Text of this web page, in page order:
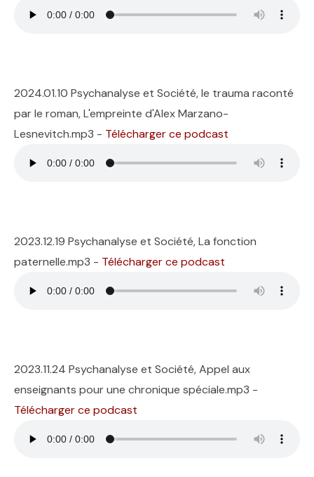
2024.01.10 Psychanalyse et Société, le trauma raconté
par le roman, L'empreinte d'Alex Marzano-
Lesnevitch.mp3 - Télécharger ce podcast
2023.12.19 Psychanalyse et Société, La fonction
paternelle.mp3 - Télécharger ce podcast
2023.11.24 Psychanalyse et Société, Appel aux
enseignants pour une chronique spéciale.mp3 -
Télécharger ce podcast